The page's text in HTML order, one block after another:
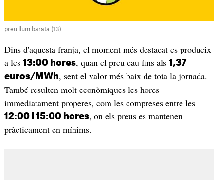
preu llum barata (13)
Dins d'aquesta franja, el moment més destacat es produeix
a les 13:00 hores, quan el preu cau fins als 1,37
euros/MWh, sent el valor més baix de tota la jornada.
També resulten molt econòmiques les hores
immediatament properes, com les compreses entre les
12:00 i 15:00 hores, on els preus es mantenen
pràcticament en mínims.